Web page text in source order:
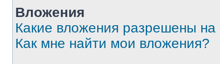
Вложения
Какие вложения разрешены
Как мне найти мои вложения?